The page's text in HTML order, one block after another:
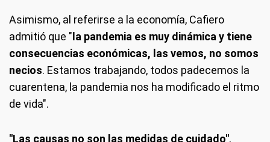
Asimismo, al referirse a la economía, Cafiero
admitió que " la pandemia es muy dinámica y tiene
consecuencias económicas, las vemos, no somos
necios. Estamos trabajando, todos padecemos la
cuarentena, la pandemia nos ha modificado el ritmo
de vida".
"Las causas no son las medidas de cuidado",